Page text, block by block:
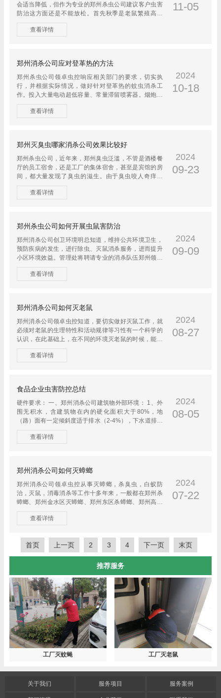
会适当降低，但作为专业的郑州杀虫公司建议客户虫害
防治这方面还是不能放松。首先秋季是老鼠繁殖高峰
查看详情
11-05
郑州消杀公司应对登革热的方法
郑州杀虫公司领卓虫控响应相关部门的要求，切实执
行，并根据实际情况，做好针对登革热的蚊虫消杀工
作。投入大量电动超低容量、常量滞留喷雾器。烟炮机
查看详情
2024
10-18
郑州灭臭虫哪家消杀公司效果比较好
郑州杀虫公司，近年来，郑州臭虫泛滥，不管是酒楼餐
厅的员工宿舍，还是工厂的集体宿舍，甚至是宾馆的房
间，都大量发现了臭虫的滋生。由于臭虫咬人奇痒无
查看详情
2024
09-23
郑州杀虫公司如何开展虫鼠害防治
郑州消杀公司创卫环境明总知道，维持公共环境卫生，
预防疾病的发生，进行除虫、灭鼠消杀服务，进而提升
小区环境效益。管理处将聘请专业的消杀队伍郑州领卓
查看详情
2024
09-09
郑州消杀公司如何灭老鼠
郑州消杀公司领卓虫控知道，要切实做好灭鼠工作，就
必须对老鼠的生理特性和活动规律等习性有一个科学的
认识，在此基础上，在不同的环境灭老鼠的时候，能针
查看详情
2024
08-27
食品企业虫害防控总结
硬件要求： 一、郑州消杀公司建筑物外部环境： 1、外
围无积水，含建筑物在内的硬化面积大于80%，地
（路）面有一定倾斜度适于排水（2-4%），下水道排水
查看详情
2024
08-05
郑州消杀公司如何灭蟑螂
郑州消杀公司领卓虫控从事灭蟑螂，杀臭虫，白蚁防
治，灭鼠，消毒消杀等工作十多年来，一般都在郑州杀
蟑螂、郑州金水区灭蟑螂、郑州东区杀蟑螂、郑州高新
查看详情
2024
07-22
首页 上一页 2 3 4 下一页 末页
推荐服务
工厂灭蚊蝇 工厂灭老鼠
关于我们 服务项目 服务案例